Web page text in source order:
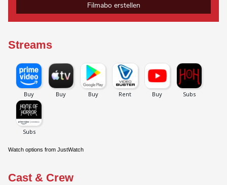
Filmabo erstellen
Streams
Watch options from JustWatch
Cast & Crew